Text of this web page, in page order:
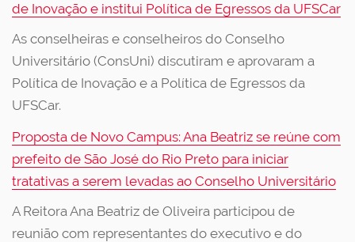
de Inovação e institui Política de Egressos da UFSCar
As conselheiras e conselheiros do Conselho
Universitário (ConsUni) discutiram e aprovaram a
Política de Inovação e a Política de Egressos da
UFSCar.
Proposta de Novo Campus: Ana Beatriz se reúne com
prefeito de São José do Rio Preto para iniciar
tratativas a serem levadas ao Conselho Universitário
A Reitora Ana Beatriz de Oliveira participou de
reunião com representantes do executivo e do